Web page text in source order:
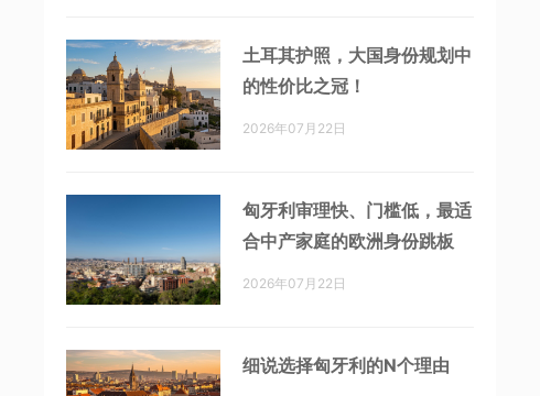
土耳其护照，大国身份规划中
的性价比之冠！
2026年07月22日
匈牙利审理快、门槛低，最适
合中产家庭的欧洲身份跳板
2026年07月22日
细说选择匈牙利的N个理由